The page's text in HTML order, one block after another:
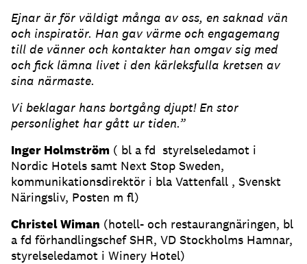
Ejnar är för väldigt många av oss, en saknad vän
och inspiratör. Han gav värme och engagemang
till de vänner och kontakter han omgav sig med
och fick lämna livet i den kärleksfulla kretsen av
sina närmaste.
Vi beklagar hans bortgång djupt! En stor
personlighet har gått ur tiden.”
Inger Holmström ( bl a fd styrelseledamot i
Nordic Hotels samt Next Stop Sweden,
kommunikationsdirektör i bla Vattenfall , Svenskt
Näringsliv, Posten m fl)
Christel Wiman (hotell- och restaurangnäringen, bl
a fd förhandlingschef SHR, VD Stockholms Hamnar,
styrelseledamot i Winery Hotel)